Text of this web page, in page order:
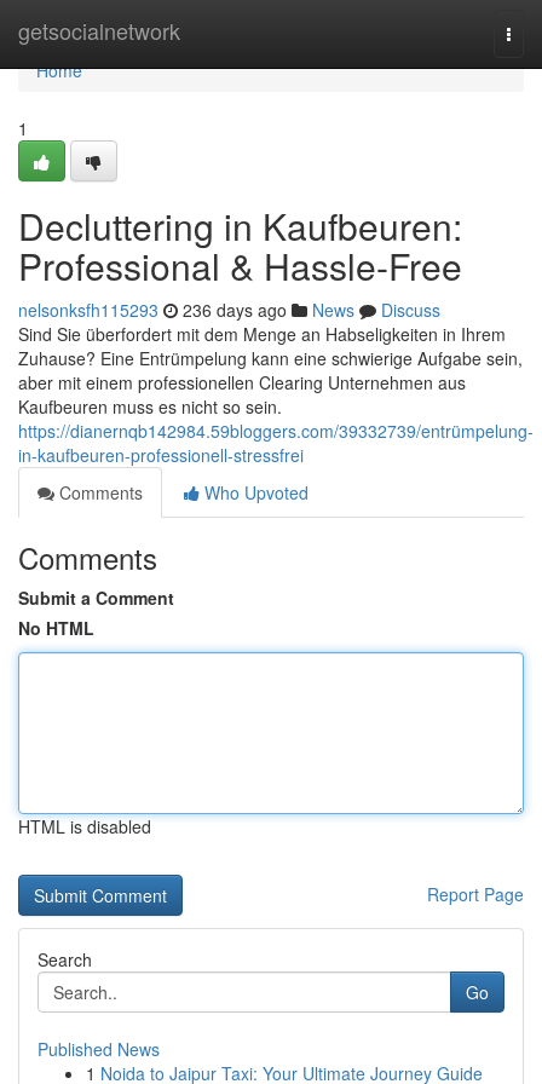
getsocialnetwork
Home
Home
1
Decluttering in Kaufbeuren:
Professional & Hassle-Free
nelsonksfh115293 236 days ago News
Discuss
Sind Sie überfordert mit dem Menge an Habseligkeiten in Ihrem
Zuhause? Eine Entrümpelung kann eine schwierige Aufgabe sein,
aber mit einem professionellen Clearing Unternehmen aus
Kaufbeuren muss es nicht so sein.
https://dianernqb142984.59bloggers.com/39332739/entrümpelung-
in-kaufbeuren-professionell-stressfrei
Comments
Who Upvoted
Comments
Submit a Comment
No HTML
HTML is disabled
Report Page
Search
Go
Published News
1 Noida to Jaipur Taxi: Your Ultimate Journey Guide